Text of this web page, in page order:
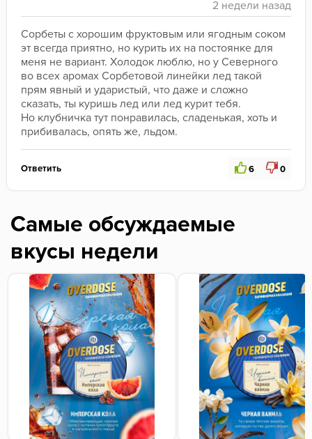
Сорбеты с хорошим фруктовым или ягодным соком
эт всегда приятно, но курить их на постоянке для
меня не вариант. Холодок люблю, но у Северного
во всех аромах Сорбетовой линейки лед такой
прям явный и ударистый, что даже и сложно
сказать, ты куришь лед или лед курит тебя.
Но клубничка тут понравилась, сладенькая, хоть и
прибивалась, опять же, льдом.
Ответить 6 0
Самые обсуждаемые
вкусы недели